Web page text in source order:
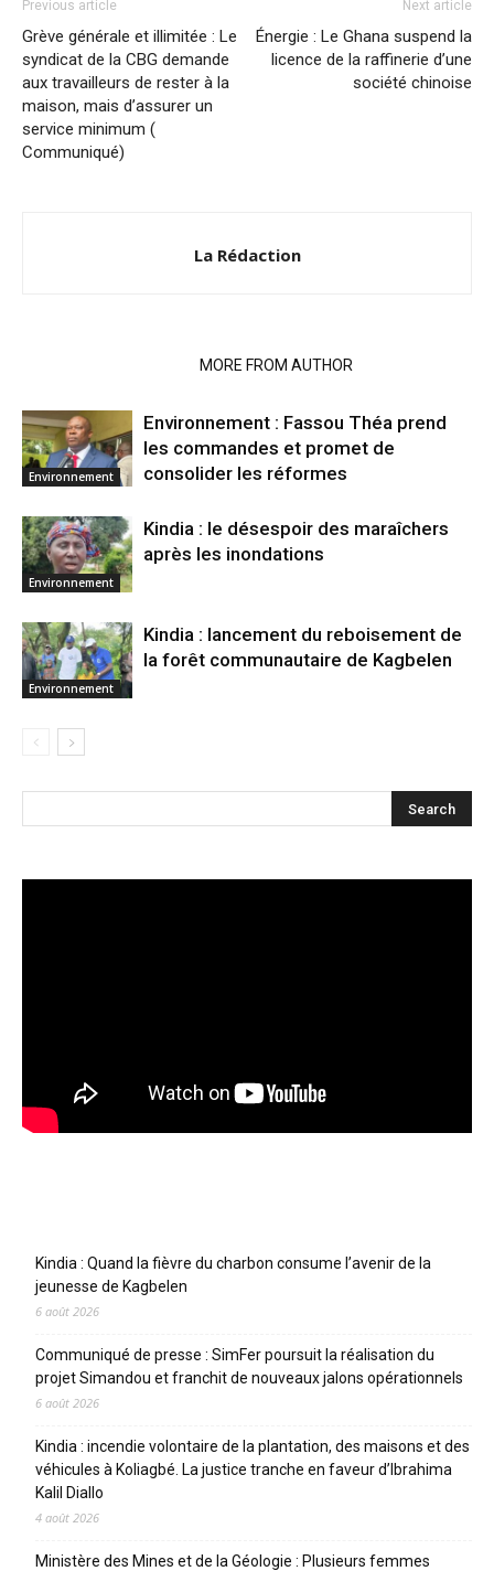
Previous article
Grève générale et illimitée : Le
syndicat de la CBG demande
aux travailleurs de rester à la
maison, mais d’assurer un
service minimum (
Communiqué)
Next article
Énergie : Le Ghana suspend la
licence de la raffinerie d’une
société chinoise
La Rédaction
MORE FROM AUTHOR
Environnement
Environnement : Fassou Théa prend
les commandes et promet de
consolider les réformes
Environnement
Kindia : le désespoir des maraîchers
après les inondations
Environnement
Kindia : lancement du reboisement de
la forêt communautaire de Kagbelen
Kindia : Quand la fièvre du charbon consume l’avenir de la
jeunesse de Kagbelen
6 août 2026
Communiqué de presse : SimFer poursuit la réalisation du
projet Simandou et franchit de nouveaux jalons opérationnels
6 août 2026
Kindia : incendie volontaire de la plantation, des maisons et des
véhicules à Koliagbé. La justice tranche en faveur d’Ibrahima
Kalil Diallo
4 août 2026
Ministère des Mines et de la Géologie : Plusieurs femmes